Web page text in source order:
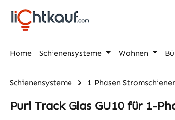
Hauptinhalt springen
Zur Suche springen
Zur Hauptnavigation springen
Home Schienensysteme Wohnen
Schienensysteme 1 Phasen
Puri Track Glas GU10 für 1-